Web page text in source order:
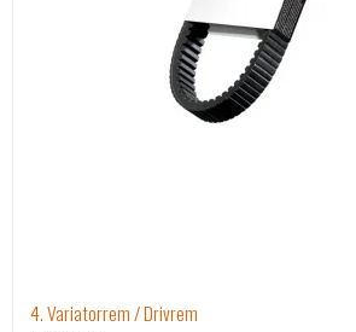
4. Variatorrem / Drivrem